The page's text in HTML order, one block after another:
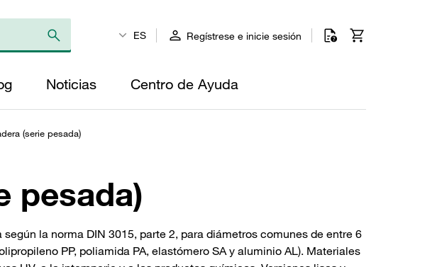
ES Regístrese e inicie sesión
Noticias Centro de Ayuda
(serie pesada)
pesada)
la norma DIN 3015, parte 2, para diámetros comunes de entre 6
PP, poliamida PA, elastómero SA y aluminio AL). Materiales